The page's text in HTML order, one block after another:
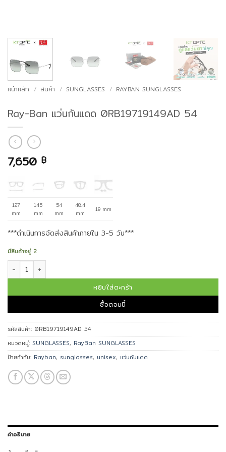
หน้าหลัก / สินค้า / SUNGLASSES / RAYBAN SUNGLASSES
Ray-Ban แว่นกันแดด 0RB19719149AD 54
7,650 ฿
127
mm
145
mm
54
mm
48.4
mm
19 mm
***ดำเนินการจัดส่งสินค้าภายใน 3-5 วัน***
มีสินค้าอยู่ 2
จำนวน Ray-Ban แว่นกันแดด 0RB19719149AD 54 ชิ้น
หยิบใส่ตะกร้า
ซื้อตอนนี้
รหัสสินค้า: 0RB19719149AD 54
หมวดหมู่: SUNGLASSES, RayBan SUNGLASSES
ป้ายกำกับ: Rayban, sunglasses, unisex, แว่นกันแดด
คำอธิบาย